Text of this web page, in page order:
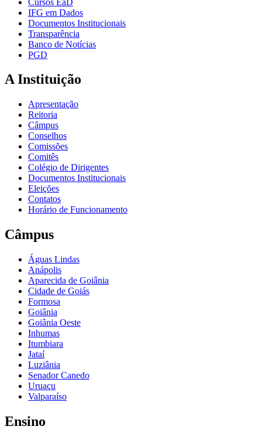
IFG em Dados
Documentos Institucionais
Transparência
Banco de Notícias
PGD
A Instituição
Apresentação
Reitoria
Câmpus
Conselhos
Comissões
Comitês
Colégio de Dirigentes
Documentos Institucionais
Eleições
Contatos
Horário de Funcionamento
Câmpus
Águas Lindas
Anápolis
Aparecida de Goiânia
Cidade de Goiás
Formosa
Goiânia
Goiânia Oeste
Inhumas
Itumbiara
Jataí
Luziânia
Senador Canedo
Uruaçu
Valparaíso
Ensino